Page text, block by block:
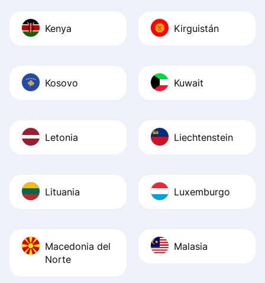
Kenya Kirguistán
Kosovo Kuwait
Letonia Liechtenstein
Lituania Luxemburgo
Macedonia del
Norte
Malasia